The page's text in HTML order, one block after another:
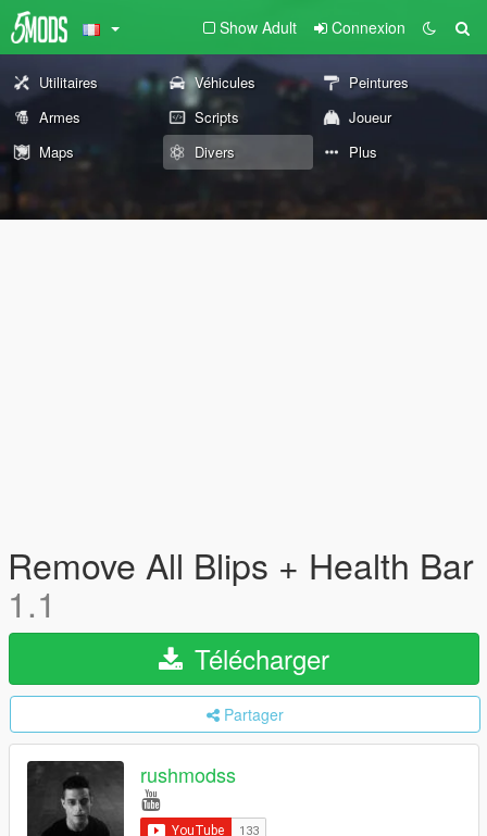
Show Adult Connexion
Utilitaires Véhicules
Peintures
Armes
Scripts
Joueur
Maps
Divers Plus
Remove All Blips + Health Bar
1.1
Télécharger
Partager
rushmodss